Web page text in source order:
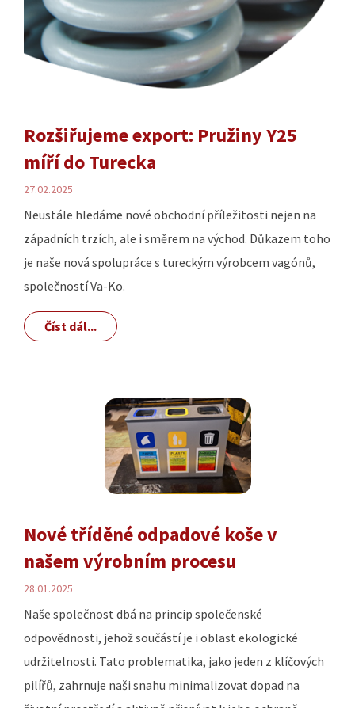
Rozšiřujeme export: Pružiny Y25
míří do Turecka
27.02.2025
Neustále hledáme nové obchodní příležitosti nejen na
západních trzích, ale i směrem na východ. Důkazem toho
je naše nová spolupráce s tureckým výrobcem vagónů,
společností Va-Ko.
Číst dál...
Nové tříděné odpadové koše v
našem výrobním procesu
28.01.2025
Naše společnost dbá na princip společenské
odpovědnosti, jehož součástí je i oblast ekologické
udržitelnosti. Tato problematika, jako jeden z klíčových
pilířů, zahrnuje naši snahu minimalizovat dopad na